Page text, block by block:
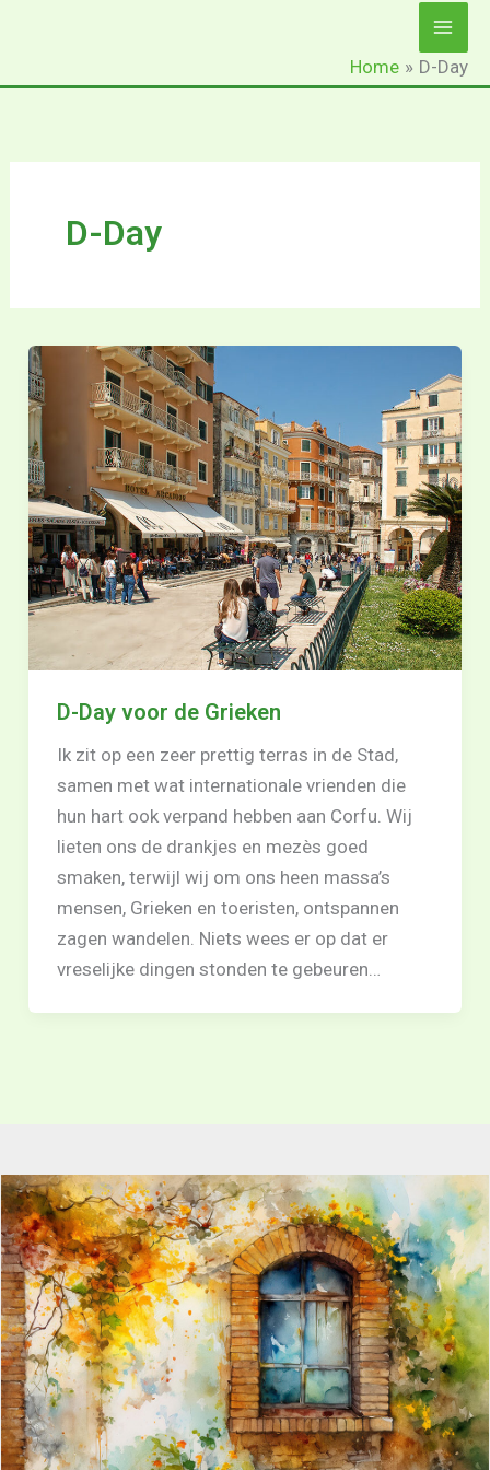
Home D-Day
D-Day
D-Day voor de Grieken
Ik zit op een zeer prettig terras in de Stad,
samen met wat internationale vrienden die
hun hart ook verpand hebben aan Corfu. Wij
lieten ons de drankjes en mezès goed
smaken, terwijl wij om ons heen massa’s
mensen, Grieken en toeristen, ontspannen
zagen wandelen. Niets wees er op dat er
vreselijke dingen stonden te gebeuren…